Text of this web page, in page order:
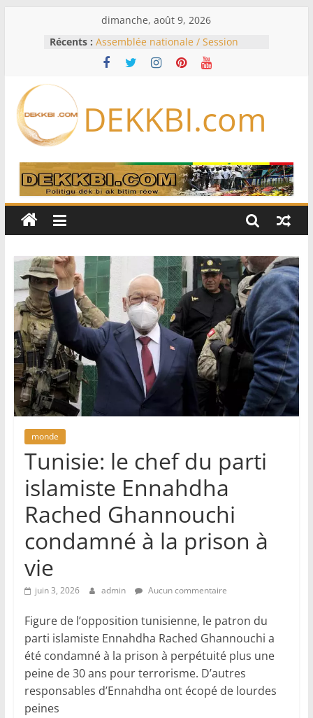
dimanche, août 9, 2026
Récents : Assemblée nationale / Session
extraordinaire: Six commissions
d’enquête à l’ordre du jour ce lundi
Bénin: Patrice Talon élu président
du Sénat, moins de trois mois
Pakistan et la Turquie signent un
accord de défense
RD Congo: Kinshasa interdit les
exportations de cuivre et de cobalt
production
DEKKBI.com
monde
Tunisie: le chef du parti
islamiste Ennahdha
Rached Ghannouchi
condamné à la prison à
vie
juin 3, 2026 admin Aucun commentaire
Figure de l’opposition tunisienne, le patron du
parti islamiste Ennahdha Rached Ghannouchi a
été condamné à la prison à perpétuité plus une
peine de 30 ans pour terrorisme. D’autres
responsables d’Ennahdha ont écopé de lourdes
peines